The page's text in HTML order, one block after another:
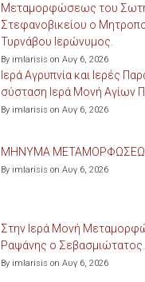
Μεταμορφώσεως του
Στεφανοβικείου ο
Τυρνάβου Ιερώνυμος.
By imlarisis on Αυγ 6, 2026
Ιερά Αγρυπνία και Ιερές
σύσταση Ιερά Μονή Αγίων
By imlarisis on Αυγ 6, 2026
ΜΗΝΥΜΑ
By imlarisis on Αυγ 6, 2026
Στην Ιερά Μονή
Ραψάνης ο
By imlarisis on Αυγ 6, 2026